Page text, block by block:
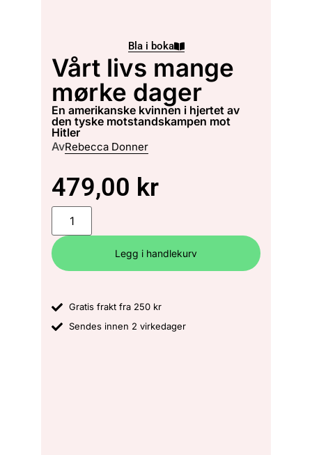
Bla i boka
Vårt livs mange
mørke dager
en amerikanske kvinnen i hjertet av
den tyske motstandskampen mot
Hitler
AvRebecca Donner
479,00 kr
Legg i handlekurv
Gratis frakt fra 250 kr
Sendes innen 2 virkedager